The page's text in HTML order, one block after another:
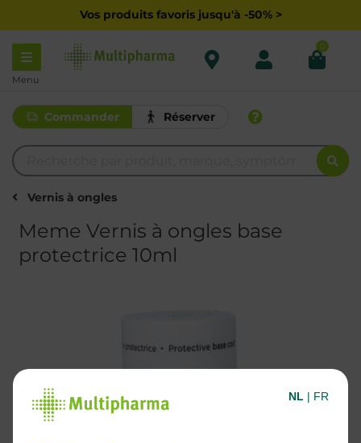
Vos produits favoris jusqu'à -50% >
Menu
0
Commander Réserver
Vernis à ongles
Meme Vernis à ongles base
protectrice 10ml
NL | FR